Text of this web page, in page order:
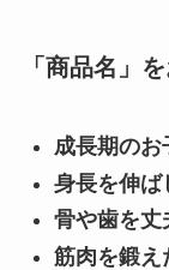
「商品名」
成長期のお
身長を伸ば
骨や歯を丈
筋肉を鍛え